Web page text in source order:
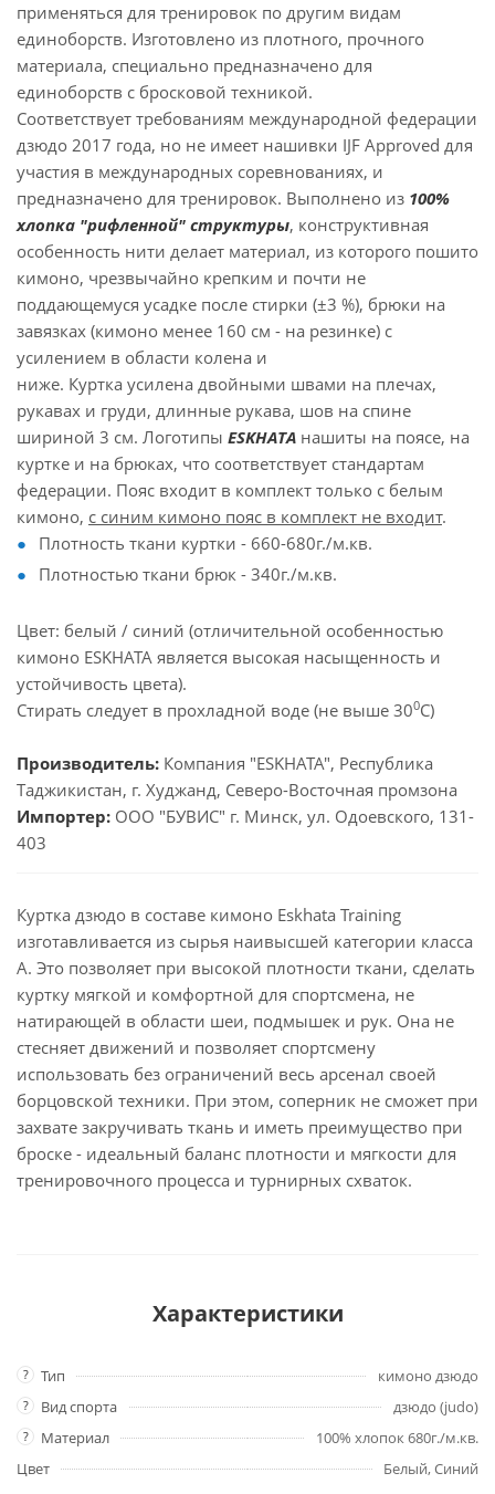
применяться для тренировок по другим видам
единоборств. Изготовлено из плотного, прочного
материала, специально предназначено для
единоборств с бросковой техникой.
Соответствует требованиям международной федерации
дзюдо 2017 года, но не имеет нашивки IJF Approved для
участия в международных соревнованиях, и
предназначено для тренировок. Выполнено из 100%
хлопка "рифленной" структуры, конструктивная
особенность нити делает материал, из которого пошито
кимоно, чрезвычайно крепким и почти не
поддающемуся усадке после стирки (±3 %), брюки на
завязках (кимоно менее 160 см - на резинке) с
усилением в области колена и
ниже. Куртка усилена двойными швами на плечах,
рукавах и груди, длинные рукава, шов на спине
шириной 3 см. Логотипы ESKHATA нашиты на поясе, на
куртке и на брюках, что соответствует стандартам
федерации. Пояс входит в комплект только с белым
кимоно, с синим кимоно пояс в комплект не входит.
Плотность ткани куртки - 660-680г./м.кв.
Плотностью ткани брюк - 340г./м.кв.
Цвет: белый / синий (отличительной особенностью
кимоно ESKHATA является высокая насыщенность и
устойчивость цвета).
Стирать следует в прохладной воде (не выше 300С)
Производитель: Компания "ESKHATA", Республика
Таджикистан, г. Худжанд, Северо-Восточная промзона
Импортер: ООО "БУВИС" г. Минск, ул. Одоевского, 131-
403
Куртка дзюдо в составе кимоно Eskhata Training
изготавливается из сырья наивысшей категории класса
А. Это позволяет при высокой плотности ткани, сделать
куртку мягкой и комфортной для спортсмена, не
натирающей в области шеи, подмышек и рук. Она не
стесняет движений и позволяет спортсмену
использовать без ограничений весь арсенал своей
борцовской техники. При этом, соперник не сможет при
захвате закручивать ткань и иметь преимущество при
броске - идеальный баланс плотности и мягкости для
тренировочного процесса и турнирных схваток.
Характеристики
? Тип кимоно дзюдо
? Вид спорта дзюдо (judo)
? Материал
100% хлопок 680г./м.кв.
Цвет
Белый, Синий